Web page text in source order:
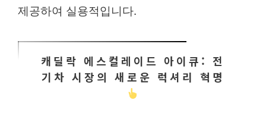
제공하여 실용적입니다.
캐딜락 에스컬레이드 아이큐: 전
기차 시장의 새로운 럭셔리 혁명